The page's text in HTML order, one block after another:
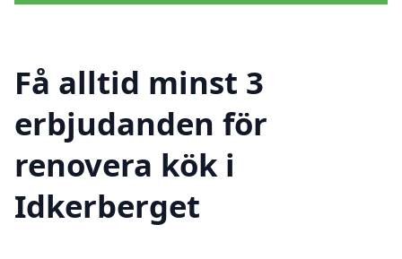
Få alltid minst 3
erbjudanden för
renovera kök i
Idkerberget